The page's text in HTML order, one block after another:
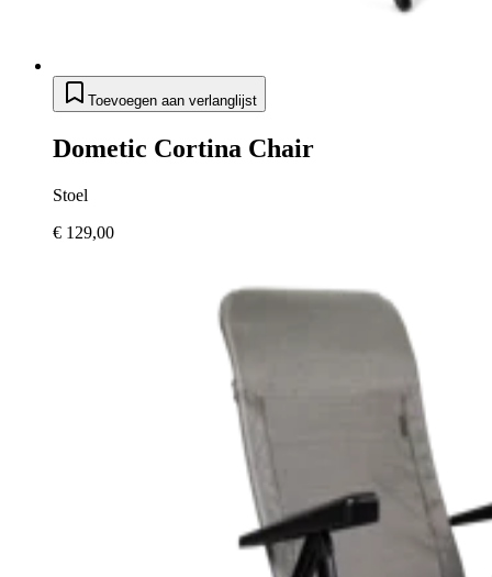
Toevoegen aan verlanglijst
Dometic Cortina Chair
Stoel
€ 129,00